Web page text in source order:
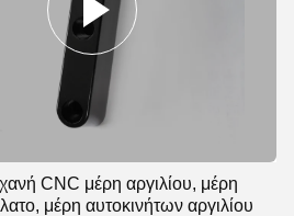
CNC μέρη αργιλίου, μέρη
μέρη αυτοκινήτων αργιλίου